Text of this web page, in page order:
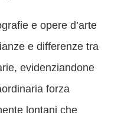
e opere d’arte
e differenze tra
evidenziandone
forza
lontani che